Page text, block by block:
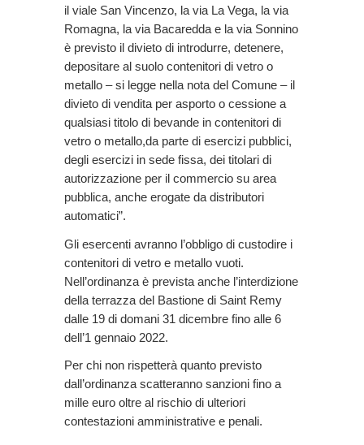
il viale San Vincenzo, la via La Vega, la via
Romagna, la via Bacaredda e la via Sonnino
è previsto il divieto di introdurre, detenere,
depositare al suolo contenitori di vetro o
metallo – si legge nella nota del Comune – il
divieto di vendita per asporto o cessione a
qualsiasi titolo di bevande in contenitori di
vetro o metallo,da parte di esercizi pubblici,
degli esercizi in sede fissa, dei titolari di
autorizzazione per il commercio su area
pubblica, anche erogate da distributori
automatici”.
Gli esercenti avranno l’obbligo di custodire i
contenitori di vetro e metallo vuoti.
Nell’ordinanza è prevista anche l’interdizione
della terrazza del Bastione di Saint Remy
dalle 19 di domani 31 dicembre fino alle 6
dell’1 gennaio 2022.
Per chi non rispetterà quanto previsto
dall’ordinanza scatteranno sanzioni fino a
mille euro oltre al rischio di ulteriori
contestazioni amministrative e penali.